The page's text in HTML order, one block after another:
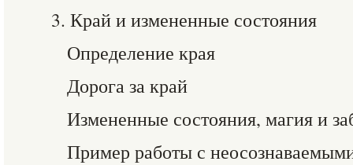
3. Край и измененные состояния
Определение края
Дорога за край
Измененные состояния, магия и
Пример работы с